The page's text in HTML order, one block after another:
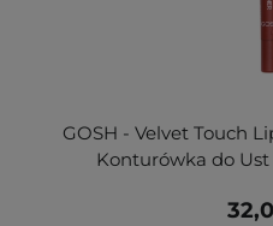
GOSH - Velvet Touch
Konturówka do Ust